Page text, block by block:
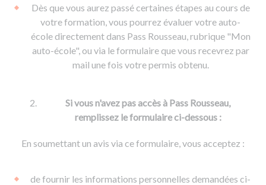
Voir tous les supports
Formation FCO
Formation CACES
Devenir enseignant de la conduite
Ressources
Dès que vous aurez passé certaines étapes au cours de
votre formation, vous pourrez évaluer votre auto-
école directement dans Pass Rousseau, rubrique "Mon
auto-école", ou via le formulaire que vous recevrez par
mail une fois votre permis obtenu.
Si vous n'avez pas accès à Pass Rousseau,
remplissez le formulaire ci-dessous :
En soumettant un avis via ce formulaire, vous acceptez :
de fournir les informations personnelles demandées ci-